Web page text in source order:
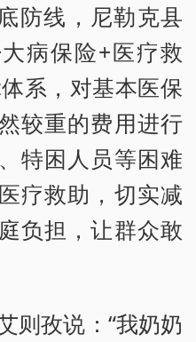
防线，尼勒克县
病保险+医疗救
系，对基本医保
较重的费用进行
特困人员等困难
疗救助，切实减
负担，让群众敢
则孜说：“我奶奶